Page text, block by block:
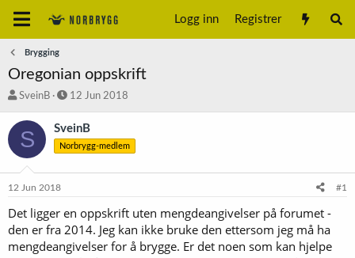
Logg inn Registrer
Brygging
Oregonian oppskrift
T
å
d
t
r
SveinB
S
a
r
t
o
12 Jun 2018
S SveinB
Norbrygg-medlem
12 Jun 2018 #1
Det ligger en oppskrift uten mengdeangivelser på forumet -
den er fra 2014. Jeg kan ikke bruke den ettersom jeg må ha
mengdeangivelser for å brygge. Er det noen som kan hjelpe